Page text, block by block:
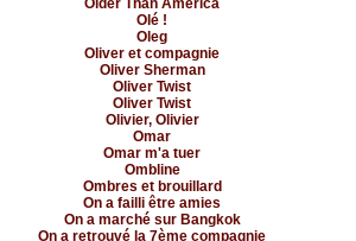
Older Than America
Olé !
Oleg
Oliver et compagnie
Oliver Sherman
Oliver Twist
Oliver Twist
Olivier, Olivier
Omar
Omar m'a tuer
Ombline
Ombres et brouillard
On a failli être amies
On a marché sur Bangkok
On a retrouvé la 7ème compagnie